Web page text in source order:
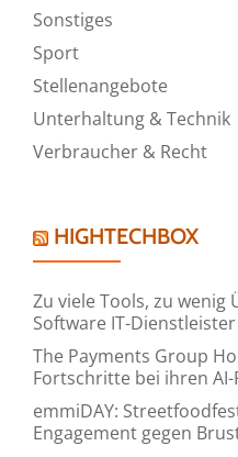
Sonstiges
Sport
Stellenangebote
Unterhaltung & Technik
Verbraucher & Recht
HIGHTECHBOX
Zu viele Tools, zu wenig
Software IT-
The Payments Group
Fortschritte bei ihren
emmiDAY:
Engagement gegen